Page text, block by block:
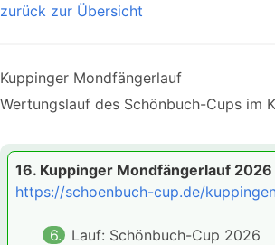
zurück zur Übersicht
Kuppinger Mondfängerlauf
Wertungslauf des Schönbuch-Cups im
16. Kuppinger Mondfängerlauf 2026
https://schoenbuch-cup.de/
6. Lauf: Schönbuch-Cup 2026